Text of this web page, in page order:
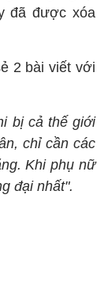
đã được xóa
2 bài viết với
bị cả thế giới
chỉ cần các
Khi phụ nữ
đại nhất".